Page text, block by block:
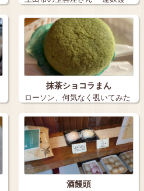
頭」は、プ…
抹茶ショコラまん
ローソン、何気なく覗いてみた
ら抹茶ショコ…
酒饅頭